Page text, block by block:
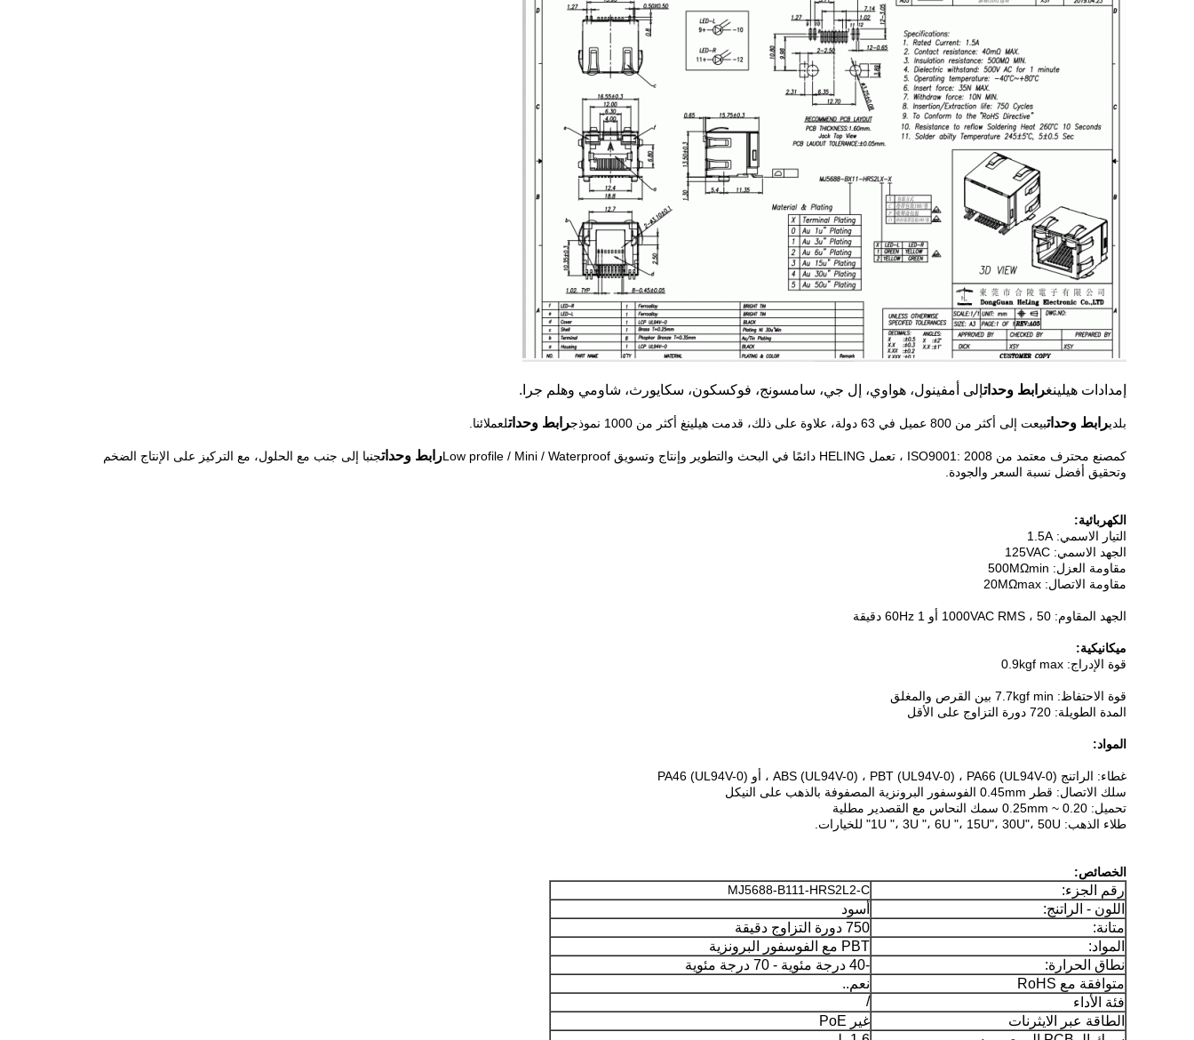
إمدادات هيلينغرابط وحداتإلى أمفينول، هواوي، إل جي، سامسونج، فوكسكون، سكايورث، شاومي وهلم جرا.
بلديرابط وحداتبيعت إلى أكثر من 800 عميل في 63 دولة، علاوة على ذلك، قدمت هيلينغ أكثر من 1000 نموذج رابط وحداتلعملائنا.
كمصنع محترف معتمد من ISO9001: 2008 ، تعمل HELING دائمًا في البحث والتطوير وإنتاج وتسويق Low profile / Mini / Waterproof رابط وحداتجنبا إلى جنب مع الحلول، مع التركيز على الإنتاج الضخم
وتحقيق أفضل نسبة السعر والجودة.
الكهربائية:
التيار الاسمي: 1.5A
الجهد الاسمي: 125VAC
مقاومة العزل: 500MΩmin
مقاومة الاتصال: 20MΩmax
الجهد المقاوم: 1000VAC RMS ، 50 أو 60Hz 1 دقيقة
ميكانيكية:
قوة الإدراج: 0.9kgf max
قوة الاحتفاظ: 7.7kgf min بين القرص والمغلق
المدة الطويلة: 720 دورة التزاوج على الأقل
المواد:
غطاء: الراتنج ABS (UL94V-0) ، PBT (UL94V-0) ، PA66 (UL94V-0) ، أو PA46 (UL94V-0)
سلك الاتصال: قطر 0.45mm الفوسفور البرونزية المصفوفة بالذهب على النيكل
تحميل: 0.20 ~ 0.25mm سمك النحاس مع القصدير مطلية
طلاء الذهب: 1U "، 3U "، 6U "، 15U"، 30U"، 50U" للخيارات.
الخصائص:
رقم الجزء: MJ5688-B111-HRS2L2-C
اللون - الراتنج:
أسود
متانة:
750 دورة التزاوج دقيقة
المواد:
PBT مع الفوسفور البرونزية
نطاق الحرارة:
-40 درجة مئوية - 70 درجة مئوية
متوافقة مع RoHS
نعم..
فئة الأداء
/
الطاقة عبر الايثرنات
غير PoE